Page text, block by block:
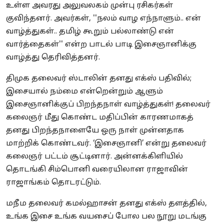
உள்ள அவரது அலுவலகம் முன்பு ரசிகர்கள்
குவிந்தனர். அவர்கள், ''நலம் வாழ எந்நாளும்.. என்
வாழ்த்துகள்.. தமிழ் கூறும் பல்லாண்டு என்
வார்த்தைகள்'' என்ற பாடல் பாடி இசைஞானிக்கு
வாழ்த்து தெரிவித்தனர்.
திமுக தலைவர் ஸ்டாலின் தனது எக்ஸ் பதிவில்;
இசையால் நம்மை என்றென்றும் ஆளும்
இசைஞானிக்குப் பிறந்தநாள் வாழ்த்துகள்! தலைவர்
கலைஞர் மீது கொண்ட மதிப்பின் காரணமாகத்
தனது பிறந்தநாளையே ஒரு நாள் முன்னதாக
மாற்றிக் கொண்டவர். ‘இசைஞானி’ என்று தலைவர்
கலைஞர் பட்டம் சூட்டினார். அன்னக்கிளியில்
தொடங்கி சிம்பொனி வரையிலான ராஜாவின்
ராஜாங்கம் தொடரட்டும்.
மநீம தலைவர் கமல்ஹாசன் தனது எக்ஸ் தளத்தில்,
உங்க இசை உங்க வயசைப் போல பல நூறு மடங்கு